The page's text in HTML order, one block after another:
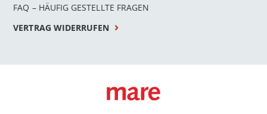
FAQ – HÄUFIG GESTELLTE FRAGEN
VERTRAG WIDERRUFEN